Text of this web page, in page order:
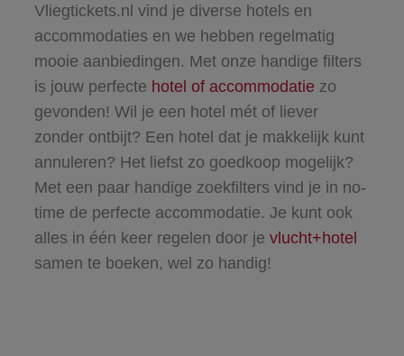
Vliegtickets.nl vind je diverse hotels en
accommodaties en we hebben regelmatig
mooie aanbiedingen. Met onze handige filters
is jouw perfecte hotel of accommodatie zo
gevonden! Wil je een hotel mét of liever
zonder ontbijt? Een hotel dat je makkelijk kunt
annuleren? Het liefst zo goedkoop mogelijk?
Met een paar handige zoekfilters vind je in no-
time de perfecte accommodatie. Je kunt ook
alles in één keer regelen door je vlucht+hotel
samen te boeken, wel zo handig!